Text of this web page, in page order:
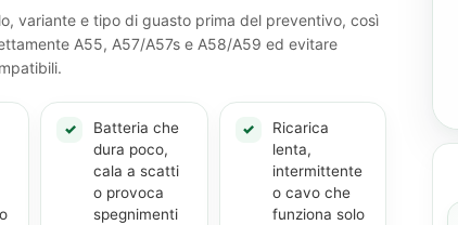
variante e tipo di guasto prima del preventivo, così
A55, A57/A57s e A58/A59 ed evitare
✓
Batteria che
dura poco,
cala a scatti
o provoca
spegnimenti
✓
Ricarica
lenta,
intermittente
o cavo che
funziona solo